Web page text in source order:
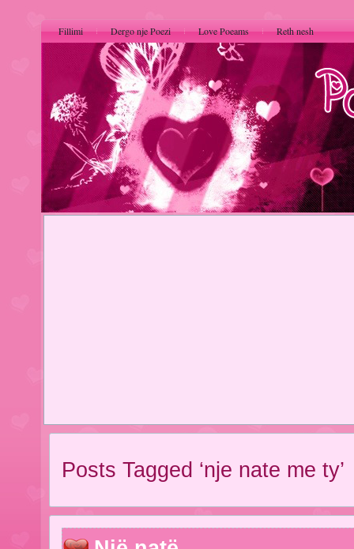
Fillimi Dergo nje Poezi Love Poeams Reth nesh
Posts Tagged ‘nje nate me ty’